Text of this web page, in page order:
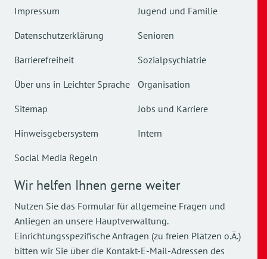
Impressum
Datenschutzerklärung
Barrierefreiheit
Über uns in Leichter Sprache
Sitemap
Hinweisgebersystem
Social Media Regeln
Jugend und Familie
Senioren
Sozialpsychiatrie
Organisation
Jobs und Karriere
Intern
Wir helfen Ihnen gerne weiter
Nutzen Sie das Formular für allgemeine Fragen und
Anliegen an unsere Hauptverwaltung.
Einrichtungsspezifische Anfragen (zu freien Plätzen o.Ä.)
bitten wir Sie über die Kontakt-E-Mail-Adressen des